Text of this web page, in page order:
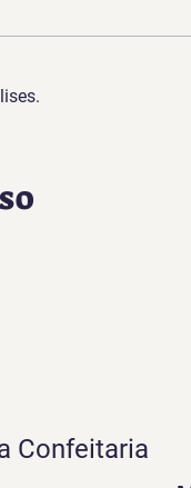
Confeitaria